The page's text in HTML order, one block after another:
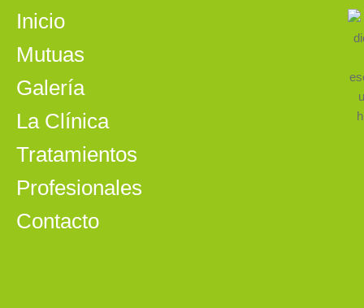
Inicio
Mutuas
Galería
La Clínica
Tratamientos
Profesionales
Contacto